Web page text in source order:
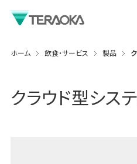
ホーム 飲食・サービス 製品
クラウド型シス